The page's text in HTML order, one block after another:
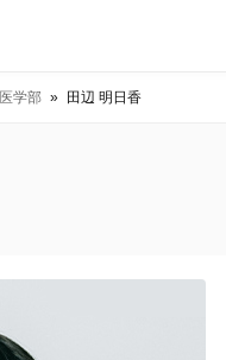
医学部 » 田辺 明日香